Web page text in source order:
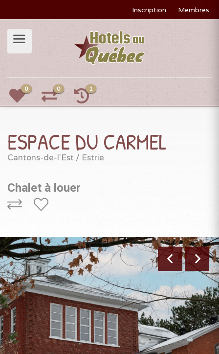
Inscription Membres
0 0 1
ESPACE DU CARMEL
Cantons-de-l'Est / Estrie
Chalet à louer